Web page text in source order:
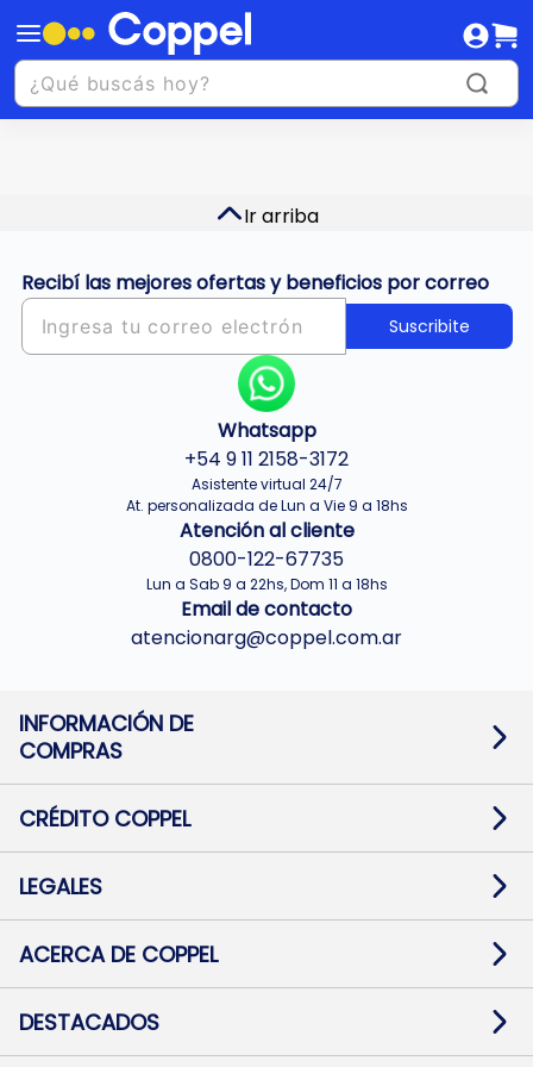
Ir arriba
Recibí las mejores ofertas y beneficios por correo
Suscribite
Whatsapp
+54 9 11 2158-3172
Asistente virtual 24/7
At. personalizada de Lun a Vie 9 a 18hs
Atención al cliente
0800-122-67735
Lun a Sab 9 a 22hs, Dom 11 a 18hs
Email de contacto
atencionarg@coppel.com.ar
INFORMACIÓN DE
COMPRAS
Términos y condiciones
Botón de arrepentimiento
Mapa de sitio
CRÉDITO COPPEL
Solicitar Crédito
Medios de Pago
Pago Fácil Online
LEGALES
Baja contratos
Defensa al consumidor CABA
ACERCA DE COPPEL
Trabajá con Nosotros
Preguntas Frecuentes
DESTACADOS